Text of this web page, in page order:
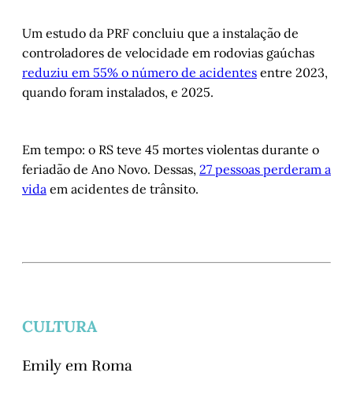
Um estudo da PRF concluiu que a instalação de
controladores de velocidade em rodovias gaúchas
reduziu em 55% o número de acidentes entre 2023,
quando foram instalados, e 2025.
Em tempo: o RS teve 45 mortes violentas durante o
feriadão de Ano Novo. Dessas, 27 pessoas perderam a
vida em acidentes de trânsito.
CULTURA
Emily em Roma